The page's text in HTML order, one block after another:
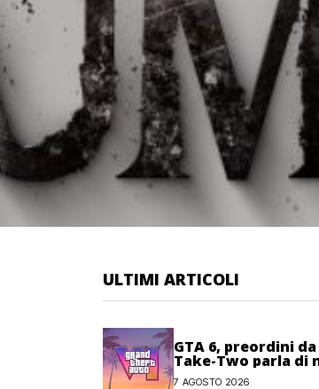
ULTIMI ARTICOLI
GTA 6, preordini
Take-Two parla di
“senza precedenti”
7 AGOSTO 2026